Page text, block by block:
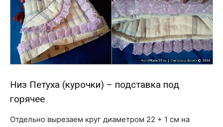
Низ Петуха (курочки) – подставка под
горячее
Отдельно вырезаем круг диаметром 22 + 1 см на